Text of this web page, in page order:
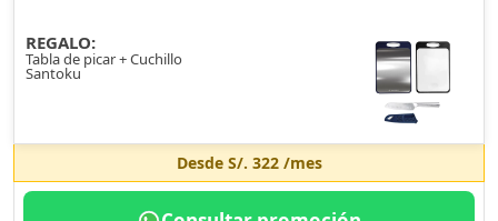
REGALO:
Tabla de picar + Cuchillo
Santoku
Desde S/. 322/mes